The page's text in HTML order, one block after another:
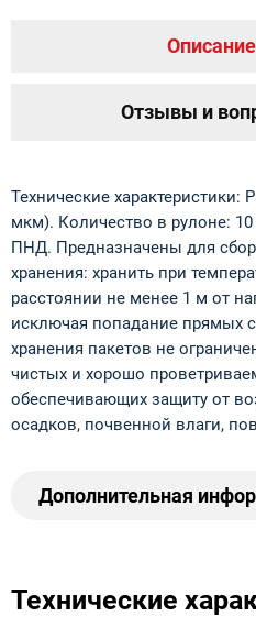
Отзывы и
Технические характеристики:
мкм). Количество в рулоне:
ПНД. Предназначены для
хранения: хранить при
расстоянии не менее 1 м от
исключая попадание прямых
хранения пакетов не
чистых и хорошо
обеспечивающих защиту от
осадков, почвенной влаги,
Дополнительная
Технические